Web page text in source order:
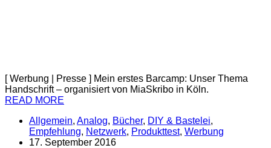
[ Werbung | Presse ] Mein erstes Barcamp: Unser Thema
Handschrift – organisiert von MiaSkribo in Köln.
READ MORE
Allgemein, Analog, Bücher, DIY & Bastelei,
Empfehlung, Netzwerk, Produkttest, Werbung
17. September 2016